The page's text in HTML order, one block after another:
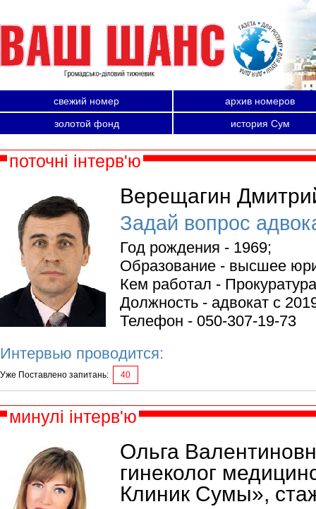
свежий номер
архив номеров
золотой фонд
история Сум
поточні інтерв'ю
Верещагин
Задай вопрос
Год рождения - 1969;
Образование - высшее
Кем работал -
Должность - адвокат с
Телефон - 050-307-19-73
Интервью проводится:
Уже Поставлено запитань: 40
минулі інтерв'ю
Ольга
гинеколог
Клиник Сумы»,